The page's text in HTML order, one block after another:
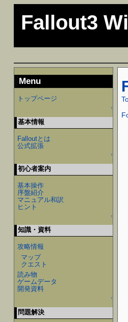
Fallout3
Menu
トップページ
↑
基本情報
Falloutとは
公式拡張
↑
初心者案内
基本操作
序盤紹介
マニュアル和訳
ヒント
↑
知識・資料
攻略情報
マップ
クエスト
読み物
ゲームデータ
開発資料
↑
問題解決